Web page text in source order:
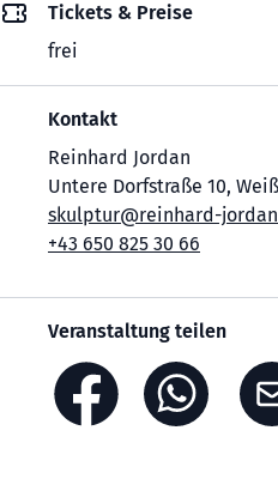
Tickets & Preise
frei
Kontakt
Reinhard Jordan
Untere Dorfstraße 10,
skulptur@reinhard-
+43 650 825 30 66
Veranstaltung teilen